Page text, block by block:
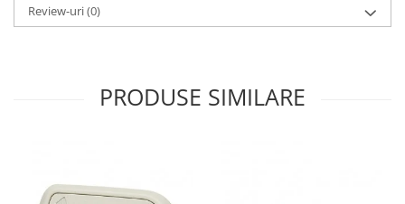
Review-uri(0)
PRODUSE SIMILARE